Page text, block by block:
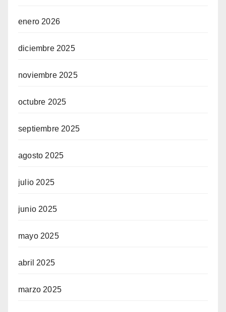
enero 2026
diciembre 2025
noviembre 2025
octubre 2025
septiembre 2025
agosto 2025
julio 2025
junio 2025
mayo 2025
abril 2025
marzo 2025